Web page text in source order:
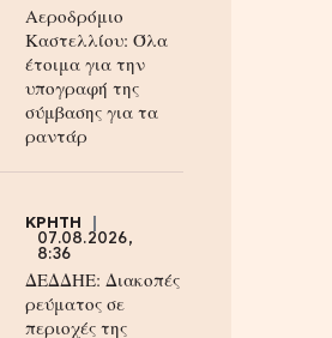
Αεροδρόμιο
Καστελλίου: Όλα
έτοιμα για την
υπογραφή της
σύμβασης για τα
ραντάρ
ΚΡΗΤΗ
07.08.2026,
8:36
ΔΕΔΔΗΕ: Διακοπές
ρεύματος σε
περιοχές της